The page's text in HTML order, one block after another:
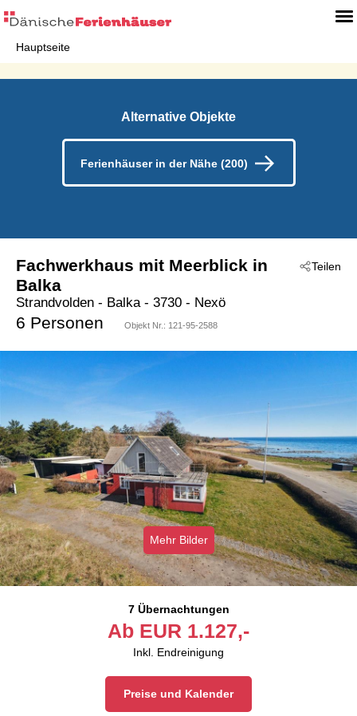
Hauptseite
Alternative Objekte
Ferienhäuser in der Nähe (200)
Teilen
Fachwerkhaus mit Meerblick in
Balka
Strandvolden - Balka - 3730 - Nexö
6 Personen Objekt Nr.: 121-95-2588
Mehr Bilder
7 Übernachtungen
Ab EUR 1.127,-
Inkl. Endreinigung
Preise und Kalender